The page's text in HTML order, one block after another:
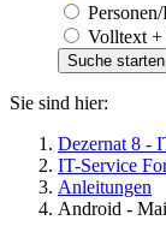
Volltext +
Sie sind hier:
Dezernat 8 -
IT-Service
Anleitungen
Android -